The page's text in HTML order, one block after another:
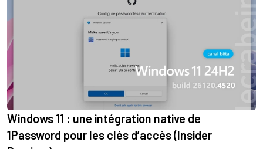
Windows 11 : une intégration native de
1Password pour les clés d’accès (Insider